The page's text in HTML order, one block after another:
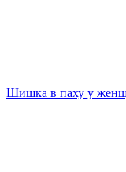
Шишка в паху у